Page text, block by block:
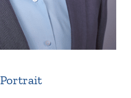
Portrait